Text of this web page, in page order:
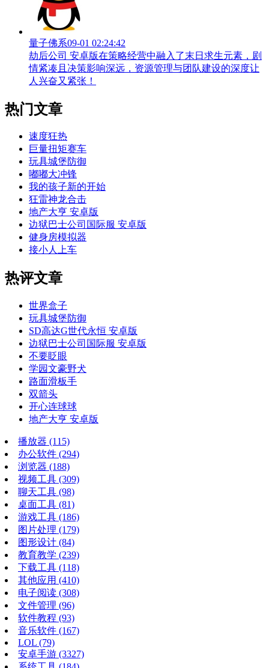
量子佛系09-01 02:24:42
劫后公司 安卓版在策略经营中融入了末日求生元素，剧
情紧凑且决策影响深远，资源管理与团队建设的深度让
人兴奋又紧张！
热门文章
速度狂热
巨量扭矩赛车
玩具城堡防御
嘟嘟大冲锋
我的孩子新的开始
狂雷神龙合击
地产大亨 安卓版
边狱巴士公司国际服 安卓版
健身房模拟器
接小人上车
热评文章
世界盒子
玩具城堡防御
SD高达G世代永恒 安卓版
边狱巴士公司国际服 安卓版
不要眨眼
学园文豪野犬
路面滑板手
双箭头
开心连球球
地产大亨 安卓版
播放器 (115)
办公软件 (294)
浏览器 (188)
视频工具 (309)
聊天工具 (98)
桌面工具 (81)
游戏工具 (186)
图片处理 (179)
图形设计 (84)
教育教学 (239)
下载工具 (118)
其他应用 (410)
电子阅读 (308)
文件管理 (96)
软件教程 (93)
音乐软件 (167)
LOL (79)
安卓手游 (3327)